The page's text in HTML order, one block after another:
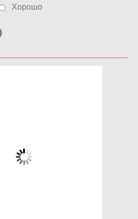
Хорошо
5 /